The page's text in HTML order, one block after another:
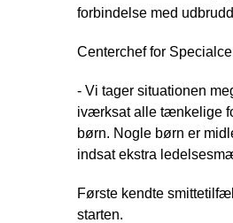
forbindelse med
Centerchef for
- Vi tager situationen
iværksat alle tænkelige
børn. Nogle børn er
indsat ekstra
Første kendte
starten.